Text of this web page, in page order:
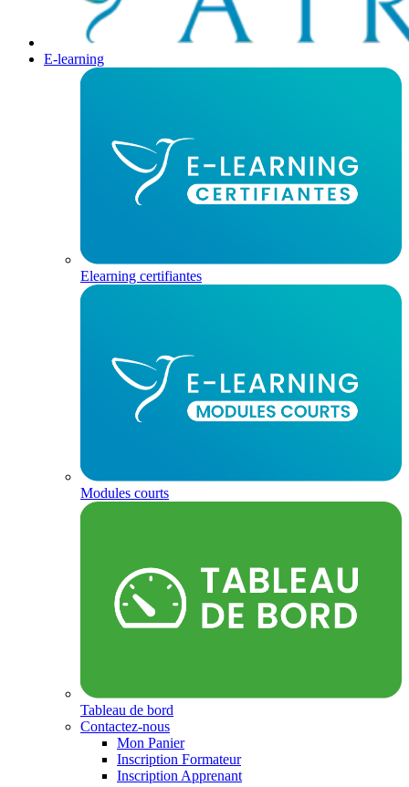
E-learning
Elearning certifiantes
Modules courts
Tableau de bord
Contactez-nous
Mon Panier
Inscription Formateur
Inscription Apprenant